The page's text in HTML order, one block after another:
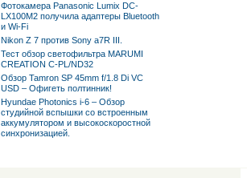
Фотокамера Panasonic Lumix DC-
LX100M2 получила адаптеры Bluetooth
и Wi-Fi
Nikon Z 7 против Sony a7R III.
Тест обзор светофильтра MARUMI
CREATION C-PL/ND32
Обзор Tamron SP 45mm f/1.8 Di VC
USD – Офигеть полтинник!
Hyundae Photonics i-6 – Обзор
студийной вспышки со встроенным
аккумулятором и высокоскоростной
синхронизацией.